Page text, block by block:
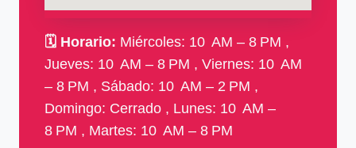
🗓 Horario: Miércoles: 10 AM – 8 PM ,
Jueves: 10 AM – 8 PM , Viernes: 10 AM
– 8 PM , Sábado: 10 AM – 2 PM ,
Domingo: Cerrado , Lunes: 10 AM –
8 PM , Martes: 10 AM – 8 PM